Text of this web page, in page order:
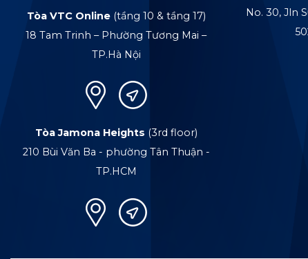
Tòa VTC Online(tầng 10 & tầng 17)
18 Tam Trinh – Phường Tương Mai –
TP.Hà Nội
Tòa Jamona Heights (3rd floor)
210 Bùi Văn Ba - phường Tân Thuận -
TP.HCM
No. 30, Jln